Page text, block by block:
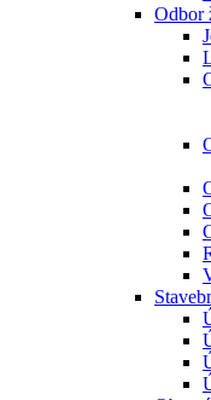
Odbor